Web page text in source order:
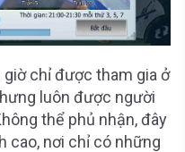
chỉ được tham gia ở
luôn được người
thể phủ nhận, đây
cao, nơi chỉ có những